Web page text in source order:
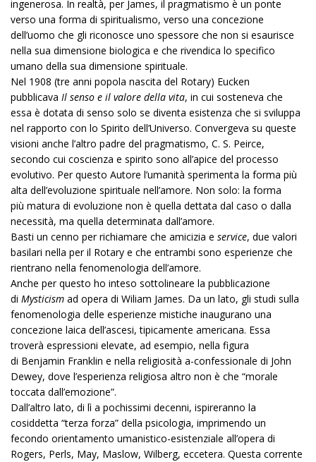
ingenerosa. In realtà, per James, il pragmatismo è un ponte
verso una forma di spiritualismo, verso una concezione
dell’uomo che gli riconosce uno spessore che non si esaurisce
nella sua dimensione biologica e che rivendica lo specifico
umano della sua dimensione spirituale.
Nel 1908 (tre anni popola nascita del Rotary) Eucken
pubblicava Il senso e il valore della vita, in cui sosteneva che
essa è dotata di senso solo se diventa esistenza che si sviluppa
nel rapporto con lo Spirito dell’Universo. Convergeva su queste
visioni anche l’altro padre del pragmatismo, C. S. Peirce,
secondo cui coscienza e spirito sono all’apice del processo
evolutivo. Per questo Autore l’umanità sperimenta la forma più
alta dell’evoluzione spirituale nell’amore. Non solo: la forma
più matura di evoluzione non è quella dettata dal caso o dalla
necessità, ma quella determinata dall’amore.
Basti un cenno per richiamare che amicizia e service, due valori
basilari nella per il Rotary e che entrambi sono esperienze che
rientrano nella fenomenologia dell’amore.
Anche per questo ho inteso sottolineare la pubblicazione
di Mysticism ad opera di Wiliam James. Da un lato, gli studi sulla
fenomenologia delle esperienze mistiche inaugurano una
concezione laica dell’ascesi, tipicamente americana. Essa
troverà espressioni elevate, ad esempio, nella figura
di Benjamin Franklin e nella religiosità a-confessionale di John
Dewey, dove l’esperienza religiosa altro non è che “morale
toccata dall’emozione”.
Dall’altro lato, di lì a pochissimi decenni, ispireranno la
cosiddetta “terza forza” della psicologia, imprimendo un
fecondo orientamento umanistico-esistenziale all’opera di
Rogers, Perls, May, Maslow, Wilberg, eccetera. Questa corrente